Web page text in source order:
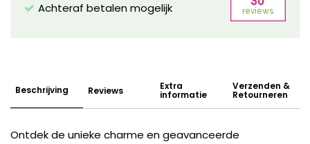
Achteraf betalen mogelijk
Beschrijving Reviews Extra
informatie
Verzenden &
Retourneren
Ontdek de unieke charme en geavanceerde